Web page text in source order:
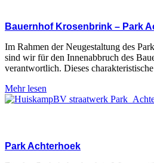
Bauernhof Krosenbrink – Park
Im Rahmen der Neugestaltung des
sind wir für den Innenabbruch des
verantwortlich. Dieses
Mehr lesen
Park Achterhoek